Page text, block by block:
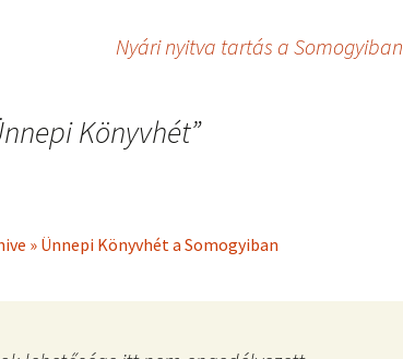
Nyári nyitva tartás a Somogyiban
Könyvhét”
» Ünnepi Könyvhét a Somogyiban